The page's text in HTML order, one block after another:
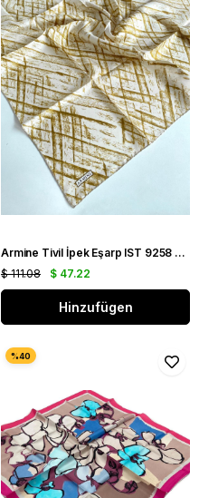
Armine Tivil İpek Eşarp IST 9258 - 07 Beyaz Karışık Desen
$ 47.22
$ 111.08
Hinzufügen